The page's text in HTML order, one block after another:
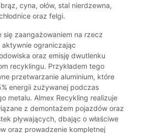
cyna, ołów, stal nierdzewna,
oraz felgi.
się zaangażowaniem na rzecz
ograniczając
oraz emisję dwutlenku
recyklingu. Przykładem tego
przetwarzanie aluminium, które
energii zużywanej podczas
metalu. Almex Recykling realizuje
z demontażem pojazdów oraz
pływających, dbając o właściwe
oraz prowadzenie kompletnej